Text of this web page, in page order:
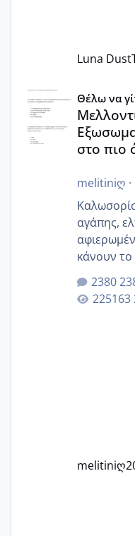
Luna Dust
Μελλοντικές
Θέλω να
στο πιο
melitiniღ ·
αγάπης,
κάνουν
Εδώ θα
εμπειρίες
melitiniღ